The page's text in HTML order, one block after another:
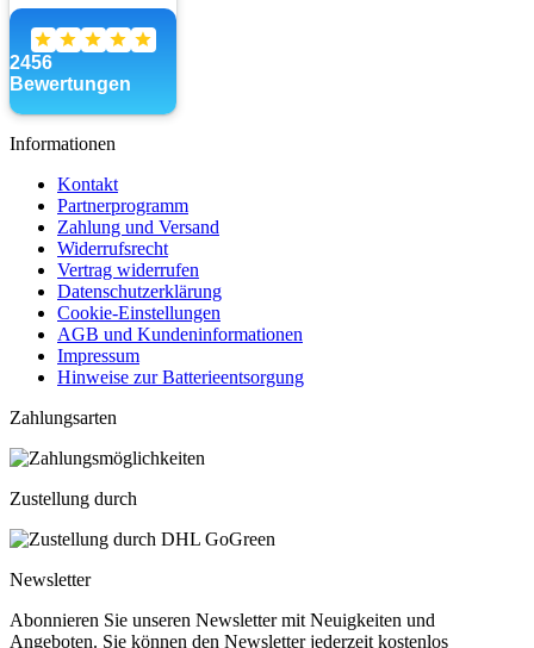
Informationen
Kontakt
Partnerprogramm
Zahlung und Versand
Widerrufsrecht
Vertrag widerrufen
Datenschutzerklärung
Cookie-Einstellungen
AGB und Kundeninformationen
Impressum
Hinweise zur Batterieentsorgung
Zahlungsarten
Zustellung durch
Newsletter
Abonnieren Sie unseren Newsletter mit Neuigkeiten und
Angeboten. Sie können den Newsletter jederzeit kostenlos